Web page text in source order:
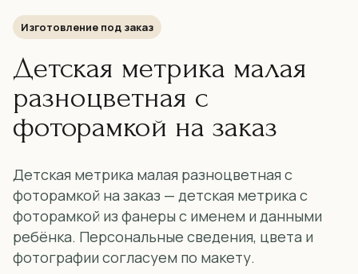
Изготовление под заказ
Детская метрика малая
разноцветная с
фоторамкой на заказ
Детская метрика малая разноцветная с
фоторамкой на заказ — детская метрика с
фоторамкой из фанеры с именем и данными
ребёнка. Персональные сведения, цвета и
фотографии согласуем по макету.